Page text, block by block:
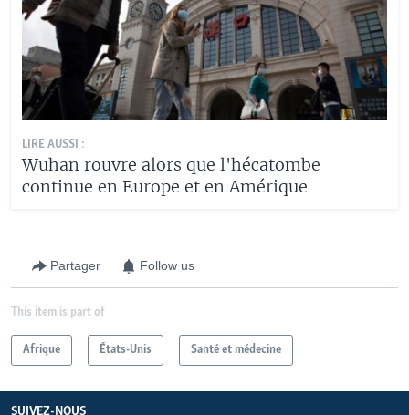
LIRE AUSSI :
Wuhan rouvre alors que l'hécatombe
continue en Europe et en Amérique
Partager Follow us
This item is part of
Afrique États-Unis Santé et médecine
SUIVEZ-NOUS